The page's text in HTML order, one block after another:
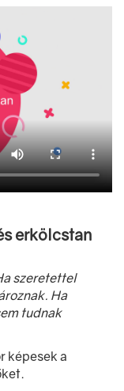
erkölcstan
szeretettel
Ha
tudnak
képesek a